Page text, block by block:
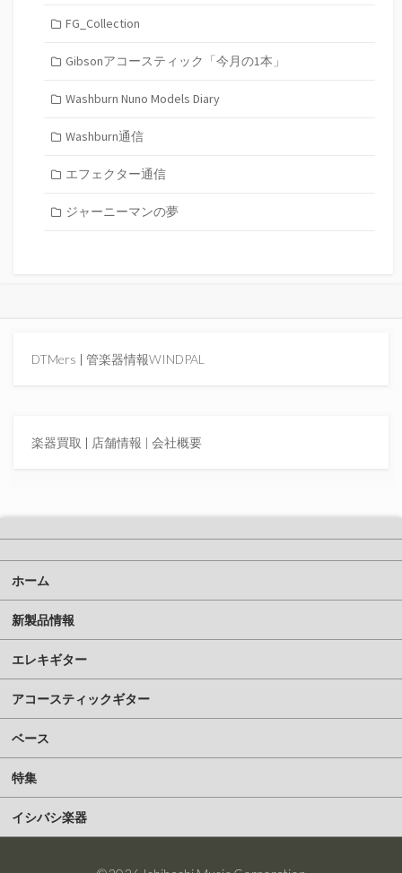
FG_Collection
Gibsonアコースティック「今月の1本」
Washburn Nuno Models Diary
Washburn通信
エフェクター通信
ジャーニーマンの夢
DTMers | 管楽器情報WINDPAL
楽器買取 | 店舗情報 | 会社概要
ホーム
新製品情報
エレキギター
アコースティックギター
ベース
特集
イシバシ楽器